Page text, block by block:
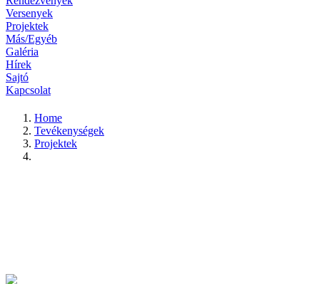
Versenyek
Projektek
Más/Egyéb
Galéria
Hírek
Sajtó
Kapcsolat
Home
Tevékenységek
Projektek